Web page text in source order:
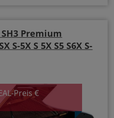
SH3 Premium
S-5X S 5X S5 S6X S-
Preis €